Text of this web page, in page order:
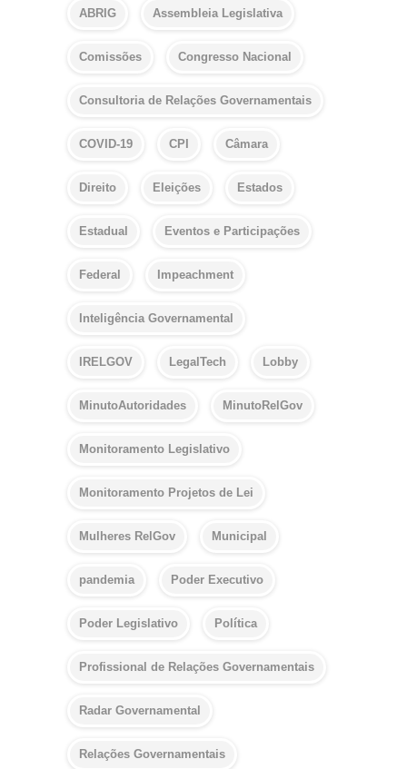
ABRIG Assembleia Legislativa
Comissões Congresso Nacional
Consultoria de Relações Governamentais
COVID-19 CPI Câmara
Direito Eleições Estados
Estadual Eventos e Participações
Federal Impeachment
Inteligência Governamental
IRELGOV LegalTech Lobby
MinutoAutoridades MinutoRelGov
Monitoramento Legislativo
Monitoramento Projetos de Lei
Mulheres RelGov Municipal
pandemia Poder Executivo
Poder Legislativo Política
Profissional de Relações Governamentais
Radar Governamental
Relações Governamentais